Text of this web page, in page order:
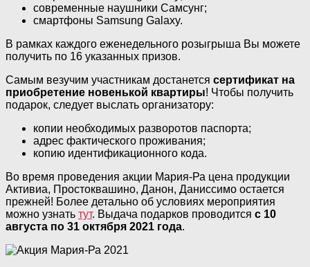
современные наушники Самсунг;
смартфоны Samsung Galaxy.
В рамках каждого еженедельного розыгрыша Вы можете
получить по 16 указанных призов.
Самым везучим участникам достанется сертификат на
приобретение новенькой квартиры! Чтобы получить
подарок, следует выслать организатору:
копии необходимых разворотов паспорта;
адрес фактического проживания;
копию идентификационного кода.
Во время проведения акции Мария-Ра цена продукции
Активиа, Простоквашино, Данон, Даниссимо остается
прежней! Более детально об условиях мероприятия
можно узнать тут. Выдача подарков проводится с 10
августа по 31 октября 2021 года.